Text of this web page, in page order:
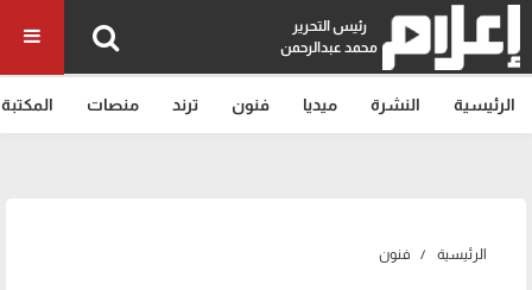
رئيس التحرير
محمد عبدالرحمن
الرئيسية النشرة ميديا فنون ترند منصات المكتبة
الرئيسية فنون